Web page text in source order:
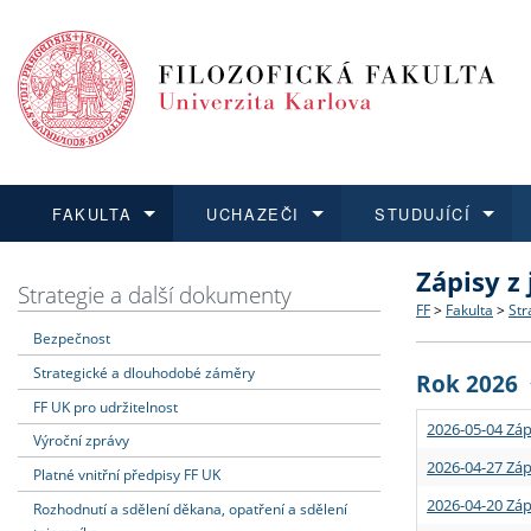
FAKULTA
Dozvědět se více
Struktura
Strategie
Podpora
UCHAZEČI
Podat přihlášku
Co
Učitelské
STUDUJÍCÍ
Dozvědět se více
Rigorózní
Dozvědět se více
O vědě a
Granty a
Dozvědět se více
Aktuální
Strategie a další dokumenty
Bezpečnost
Strategické a dlouhodobé záměry
FF UK pro udržitelnost
Výroční zprávy
Platné vnitřní předpisy FF UK
Rozhodnutí a sdělení děkana, opatření a sdělení
Zápisy
FF > Fakulta >
Rok 2026
2026-05-04
2026-04-27
2026-04-20